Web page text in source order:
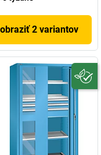
2 variantov